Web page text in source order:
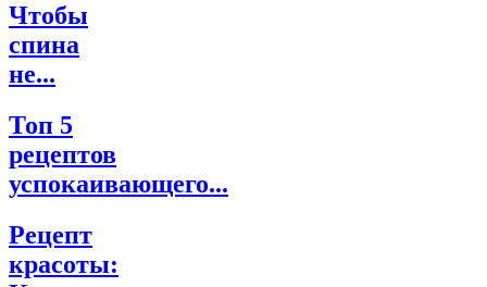
Чтобы
спина
не...
Топ 5
рецептов
успокаивающего...
Рецепт
красоты: